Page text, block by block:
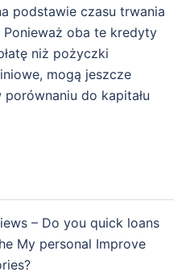
podstawie czasu trwania
oba te kredyty
niż pożyczki
mogą jeszcze
porównaniu do kapitału
– Do you quick loans
My personal Improve